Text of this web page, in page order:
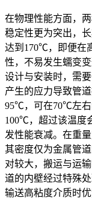
在物理性能方面，
稳定性更为突出，
达到170℃，即便在
性，不易发生蠕变
设计与安装时，需
产生的应力导致管
95℃，可在70℃左右
100℃，超过该温度
发性能衰减。在重
其密度仅为金属管
对较大，搬运与运
道的内壁经过特殊
输送高粘度介质时